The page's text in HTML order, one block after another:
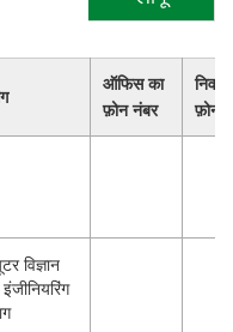
ऑफिस का
फ़ोन नंबर
निवास
फ़ोन
विज्ञान